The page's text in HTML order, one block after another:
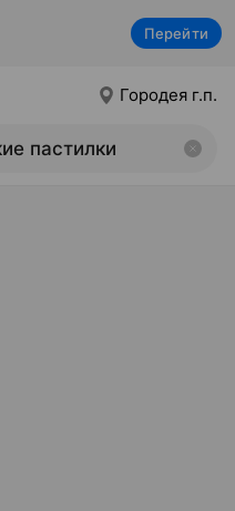
Перейти
Городея г.п.